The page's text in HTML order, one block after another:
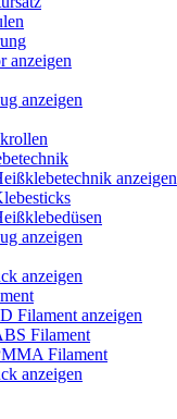
anzeigen
anzeigen
anzeigen
anzeigen
anzeigen
Filament anzeigen
Filament
Filament
anzeigen